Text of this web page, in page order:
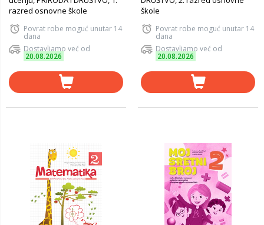
razred osnovne škole
Povrat robe moguć unutar 14
dana
Dostavljamo već od
20.08.2026
škole
Povrat robe moguć unutar 14
dana
Dostavljamo već od
20.08.2026